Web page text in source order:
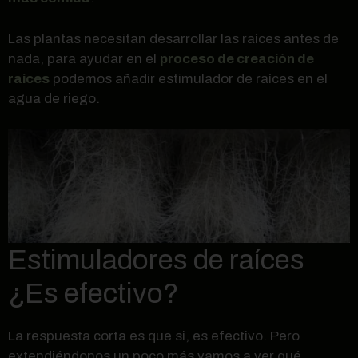
Las plantas necesitan desarrollar las raíces antes de
nada, para ayudar en el proceso de creación de
raíces podemos añadir estimulador de raíces en el
agua de riego.
Estimuladores de raíces
¿Es efectivo?
La respuesta corta es que si, es efectivo. Pero